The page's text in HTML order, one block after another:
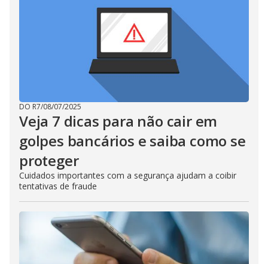
DO R7/08/07/2025
Veja 7 dicas para não cair em
golpes bancários e saiba como se
proteger
Cuidados importantes com a segurança ajudam a coibir
tentativas de fraude